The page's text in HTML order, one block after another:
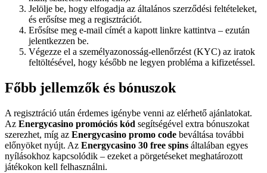
Jelölje be, hogy elfogadja az általános szerződési feltételeket,
és erősítse meg a regisztrációt.
Erősítse meg e-mail címét a kapott linkre kattintva – ezután
jelentkezzen be.
Végezze el a személyazonosság-ellenőrzést (KYC) az iratok
feltöltésével, hogy később ne legyen probléma a kifizetéssel.
Főbb jellemzők és bónuszok
A regisztráció után érdemes igénybe venni az elérhető ajánlatokat.
Az Energycasino promóciós kód segítségével extra bónuszokat
szerezhet, míg az Energycasino promo code beváltása további
előnyöket nyújt. Az Energycasino 30 free spins általában egyes
nyílásokhoz kapcsolódik – ezeket a pörgetéseket meghatározott
játékokon kell felhasználni.